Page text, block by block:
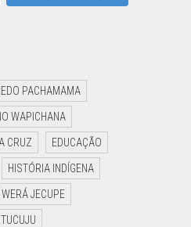
PACHAMAMA
WAPICHANA
CRUZ EDUCAÇÃO
HISTÓRIA INDÍGENA
JECUPE
TUCUJU